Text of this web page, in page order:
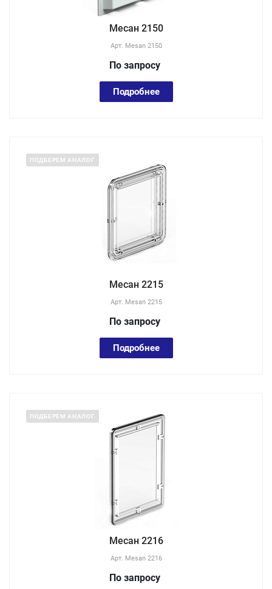
Месан 2150
Арт. Mesan 2150
По запросу
Подробнее
ПОДБЕРЕМ АНАЛОГ
Месан 2215
Арт. Mesan 2215
По запросу
Подробнее
ПОДБЕРЕМ АНАЛОГ
Месан 2216
Арт. Mesan 2216
По запросу